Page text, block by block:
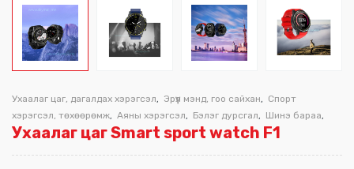
Ухаалаг цаг, дагалдах хэрэгсэл, Эрүүл мэнд, гоо сайхан, Спорт
хэрэгсэл, төхөөрөмж, Аяны хэрэгсэл, Бэлэг дурсгал, Шинэ бараа,
Ухаалаг цаг Smart sport watch F1